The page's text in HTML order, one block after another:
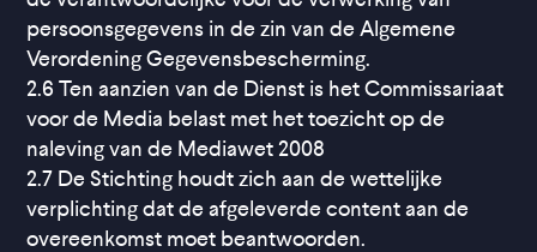
persoonsgegevens in de zin van de Algemene
Verordening Gegevensbescherming.
2.6 Ten aanzien van de Dienst is het Commissariaat
voor de Media belast met het toezicht op de
naleving van de Mediawet 2008
2.7 De Stichting houdt zich aan de wettelijke
verplichting dat de afgeleverde content aan de
overeenkomst moet beantwoorden.